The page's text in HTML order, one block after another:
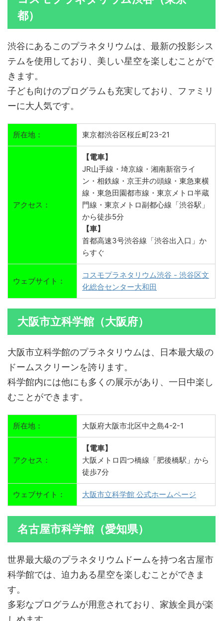
都）
渋谷にあるこのプラネタリウムは、最新の投影シス
テムを使用しており、美しい星空を楽しむことがで
きます。
子ども向けのプログラムも充実しており、ファミリ
ーに大人気です。
所在地： 東京都渋谷区桜丘町23-21
アクセス：
【電車】
JR山手線・埼京線・湘南新宿ライ
ン・相鉄線・京王井の頭線・東急東横
線・東急田園都市線・東京メトロ半蔵
門線・東京メトロ副都心線「渋谷駅」
から徒歩5分
【車】
首都高速3号渋谷線「渋谷出入口」か
らすぐ
ウェブサイト：
コスモプラネタリウム渋谷 - 渋谷区文
化総合センター大和田
大阪市立科学館（大阪府）
大阪市立科学館のプラネタリウムは、日本最大級の
ドームスクリーンを誇ります。
科学館内には他にも多くの展示があり、一日中楽し
むことができます。
所在地： 大阪府大阪市北区中之島4-2-1
アクセス：
【電車】
大阪メトロ四つ橋線「肥後橋駅」から
徒歩7分
ウェブサイト： 大阪市立科学館 公式ホームページ
名古屋市科学館（愛知県）
世界最大級のプラネタリウムドームを持つ名古屋市
科学館では、迫力ある星空を楽しむことができま
す。
多彩なプログラムが用意されており、家族全員が楽